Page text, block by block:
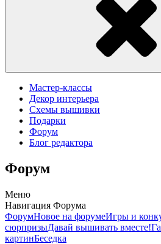
Мастер-классы
Декор интерьера
Схемы вышивки
Подарки
Форум
Блог редактора
Форум
Меню
Навигация Форума
ФорумНовое на форумеИгры и
сюрпризыДавай вышивать вместе!
картинБеседка